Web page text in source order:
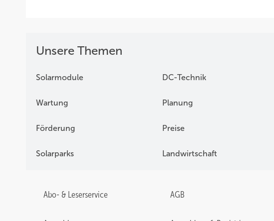
Unsere Themen
Solarmodule DC-Technik
Wartung Planung
Förderung Preise
Solarparks Landwirtschaft
Abo- & Leserservice AGB